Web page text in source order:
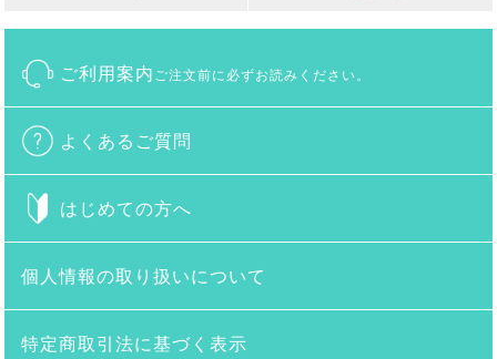
ご利用案内 ご注文前に必ずお読みください。
よくあるご質問
はじめての方へ
個人情報の取り扱いについて
特定商取引法に基づく表示